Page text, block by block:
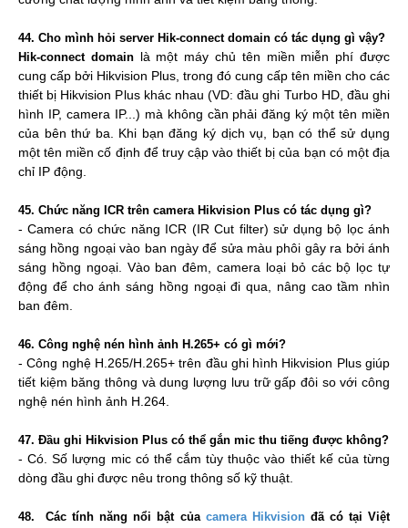
44. Cho mình hỏi server Hik-connect domain có tác dụng gì vậy?
Hik-connect domainlà một máy chủ tên miền miễn phí được
cung cấp bởi Hikvision Plus, trong đó cung cấp tên miền cho các
thiết bị Hikvision Plus khác nhau (VD: đầu ghi Turbo HD, đầu ghi
hình IP, camera IP...) mà không cần phải đăng ký một tên miền
của bên thứ ba. Khi bạn đăng ký dịch vụ, bạn có thể sử dụng
một tên miền cố định để truy cập vào thiết bị của bạn có một địa
chỉ IP động.
45. Chức năng ICR trên camera Hikvision Plus có tác dụng gì?
- Camera có chức năng ICR (IR Cut filter) sử dụng bộ lọc ánh
sáng hồng ngoại vào ban ngày để sửa màu phôi gây ra bởi ánh
sáng hồng ngoại. Vào ban đêm, camera loại bỏ các bộ lọc tự
động để cho ánh sáng hồng ngoại đi qua, nâng cao tầm nhìn
ban đêm.
46. Công nghệ nén hình ảnh H.265+ có gì mới?
- Công nghệ H.265/H.265+ trên đầu ghi hình Hikvision Plus giúp
tiết kiệm băng thông và dung lượng lưu trữ gấp đôi so với công
nghệ nén hình ảnh H.264.
47. Đầu ghi Hikvision Plus có thể gắn mic thu tiếng được không?
- Có. Số lượng mic có thể cắm tùy thuộc vào thiết kế của từng
dòng đầu ghi được nêu trong thông số kỹ thuật.
48. Các tính năng nổi bật của camera Hikvisionđã có tại Việt